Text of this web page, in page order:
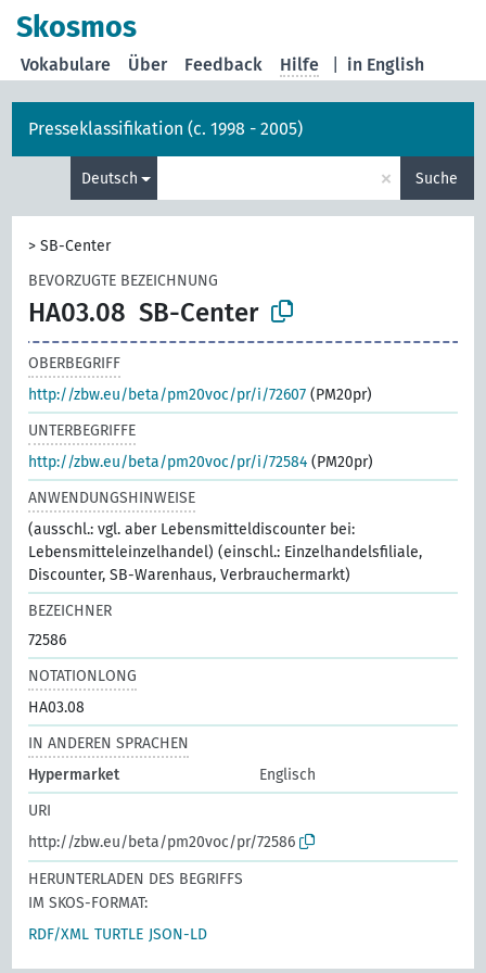
Skosmos
in English
Vokabulare Über Feedback Hilfe
Presseklassifikation (c. 1998 - 2005)
Deutsch × Suche
>SB-Center
BEVORZUGTE BEZEICHNUNG
HA03.08 SB-Center
OBERBEGRIFF
http://zbw.eu/beta/pm20voc/pr/i/72607 (PM20pr)
UNTERBEGRIFFE
http://zbw.eu/beta/pm20voc/pr/i/72584 (PM20pr)
ANWENDUNGSHINWEISE
(ausschl.: vgl. aber Lebensmitteldiscounter bei:
Lebensmitteleinzelhandel) (einschl.: Einzelhandelsfiliale,
Discounter, SB-Warenhaus, Verbrauchermarkt)
BEZEICHNER
72586
NOTATIONLONG
HA03.08
IN ANDEREN SPRACHEN
Hypermarket
Englisch
URI
http://zbw.eu/beta/pm20voc/pr/72586
HERUNTERLADEN DES BEGRIFFS
IM SKOS-FORMAT:
RDF/XML TURTLE JSON-LD